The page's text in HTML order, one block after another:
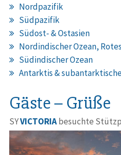
Nordpazifik
Südpazifik
Südost- & Ostasien
Nordindischer Ozean,
Südindischer Ozean
Antarktis &
Gäste – Grüße
SYVICTORIAbesuchte